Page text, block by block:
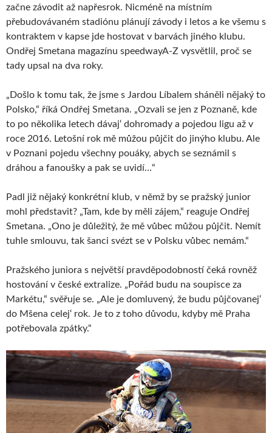
začne závodit až napřesrok. Nicméně na místním
přebudovávaném stadiónu plánují závody i letos a ke všemu s
kontraktem v kapse jde hostovat v barvách jiného klubu.
Ondřej Smetana magazínu speedwayA-Z vysvětlil, proč se
tady upsal na dva roky.
„Došlo k tomu tak, že jsme s Jardou Líbalem sháněli nějaký to
Polsko,“ říká Ondřej Smetana. „Ozvali se jen z Poznaně, kde
to po několika letech dávaj‘ dohromady a pojedou ligu až v
roce 2016. Letošní rok mě můžou půjčit do jinýho klubu. Ale
v Poznani pojedu všechny pouáky, abych se seznámil s
dráhou a fanoušky a pak se uvidí…“
Padl již nějaký konkrétní klub, v němž by se pražský junior
mohl představit? „Tam, kde by měli zájem,“ reaguje Ondřej
Smetana. „Ono je důležitý, že mě vůbec můžou půjčit. Nemít
tuhle smlouvu, tak šanci svézt se v Polsku vůbec nemám.“
Pražského juniora s největší pravděpodobností čeká rovněž
hostování v české extralize. „Pořád budu na soupisce za
Markétu,“ svěřuje se. „Ale je domluvený, že budu půjčovanej‘
do Mšena celej‘ rok. Je to z toho důvodu, kdyby mě Praha
potřebovala zpátky.“